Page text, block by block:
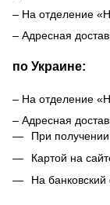
– На отделение
– Адресная
по Украине:
– На отделение
– Адресная
При
Картой на
На банковский